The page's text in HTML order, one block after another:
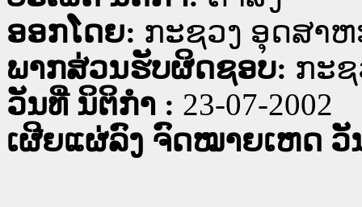
ອອກໂດຍ: ກະຊວງ ອຸດສາ
ພາກສ່ວນຮັບຜິດຊອບ: ກະ
ວັນທີ່ ນິຕິກໍາ : 23-07-2002
ເຜີຍແຜ່ລົງ ຈົດໝາຍເຫດ ວັ